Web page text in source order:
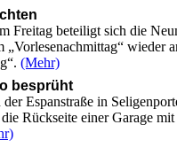
Freitag beteiligt sich die
„Vorlesenachmittag“ wieder
(Mehr)
besprüht
der Espanstraße in
Rückseite einer Garage mit